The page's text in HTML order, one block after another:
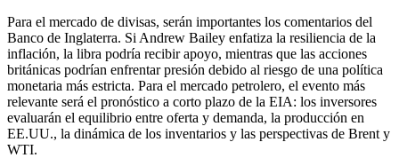
Para el mercado de divisas, serán importantes los comentarios del
Banco de Inglaterra. Si Andrew Bailey enfatiza la resiliencia de la
inflación, la libra podría recibir apoyo, mientras que las acciones
británicas podrían enfrentar presión debido al riesgo de una política
monetaria más estricta. Para el mercado petrolero, el evento más
relevante será el pronóstico a corto plazo de la EIA: los inversores
evaluarán el equilibrio entre oferta y demanda, la producción en
EE.UU., la dinámica de los inventarios y las perspectivas de Brent y
WTI.